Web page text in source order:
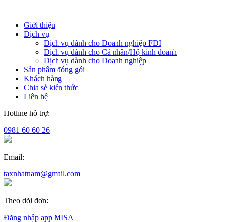
Giới thiệu
Dịch vụ
Dịch vụ dành cho Doanh nghiệp FDI
Dịch vụ dành cho Cá nhân/Hộ kinh doanh
Dịch vụ dành cho Doanh nghiệp
Sản phẩm đóng gói
Khách hàng
Chia sẻ kiến thức
Liên hệ
Hotline hỗ trợ:
0981 60 60 26
Email:
taxnhatnam@gmail.com
Theo dõi đơn:
Đăng nhập app MISA